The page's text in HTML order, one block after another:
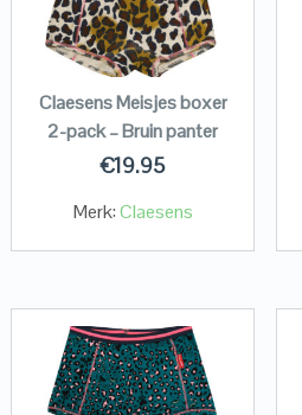
Claesens Meisjes boxer
2-pack – Bruin panter
€19.95
Merk:Claesens